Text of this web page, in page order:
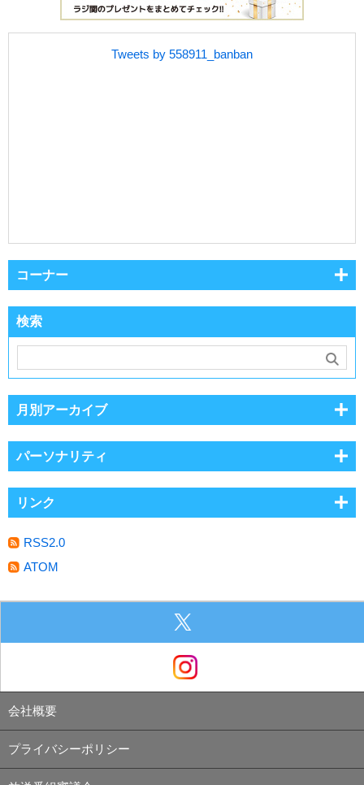
Tweets by 558911_banban
コーナー
検索
月別アーカイブ
パーソナリティ
リンク
RSS2.0
ATOM
会社概要
プライバシーポリシー